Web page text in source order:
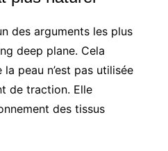
des arguments les plus
deep plane. Cela
peau n’est pas utilisée
de traction. Elle
des tissus